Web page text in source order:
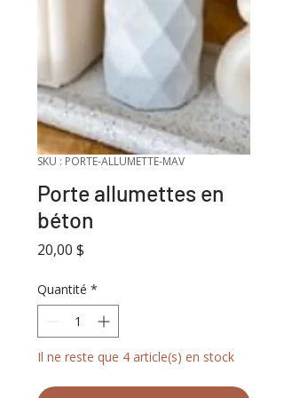
SKU : PORTE-ALLUMETTE-MAV
Porte allumettes en
béton
20,00 $
Quantité *
Il ne reste que 4 article(s) en stock